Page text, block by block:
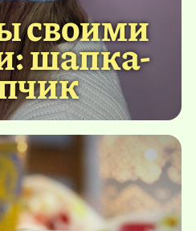
своими
шапка-